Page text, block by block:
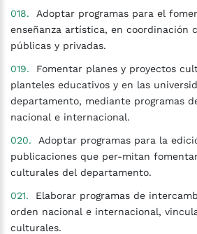
Adoptar programas para el
enseñanza artística, en coordinación
públicas y privadas.
Fomentar planes y proyectos
planteles educativos y en las
departamento, mediante programas
nacional e internacional.
Adoptar programas para la
publicaciones que per-mitan
culturales del departamento.
Elaborar programas de
orden nacional e internacional,
culturales.